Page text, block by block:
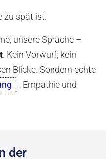
zu spät ist.
unsere Sprache –
. Kein Vorwurf, kein
Blicke. Sondern echte
, Empathie und
der